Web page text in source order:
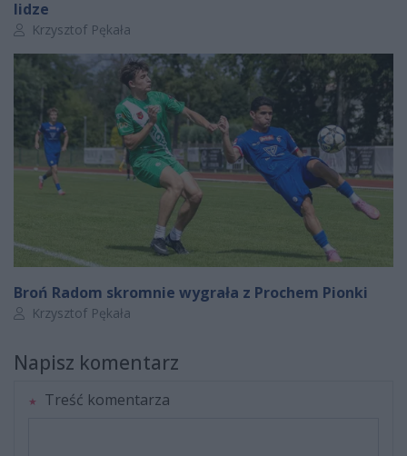
lidze
Autor artykułu:
Krzysztof Pękała
Broń Radom skromnie wygrała z Prochem Pionki
Autor artykułu:
Krzysztof Pękała
Napisz komentarz
Treść komentarza